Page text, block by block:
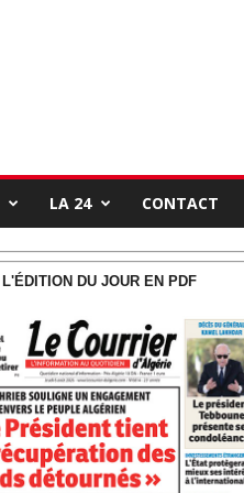
LA 24 CONTACT
L'ÉDITION DU JOUR EN PDF